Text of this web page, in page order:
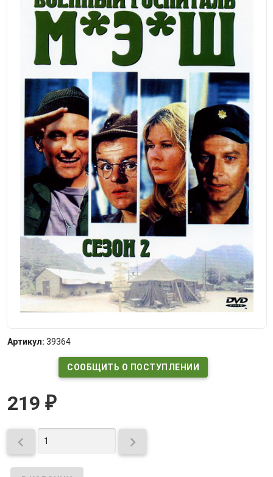
Артикул: 39364
СООБЩИТЬ О ПОСТУПЛЕНИИ
219 ₽
 